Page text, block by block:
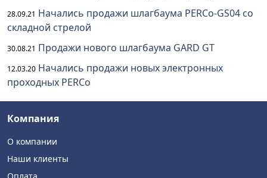
28.09.21 Начались продажи шлагбаума PERCo-GS04 со
складной стрелой
30.08.21 Продажи нового шлагбаума GARD GT
12.03.20 Начались продажи новых электронных
проходных PERCo
Компания
О компании
Наши клиенты